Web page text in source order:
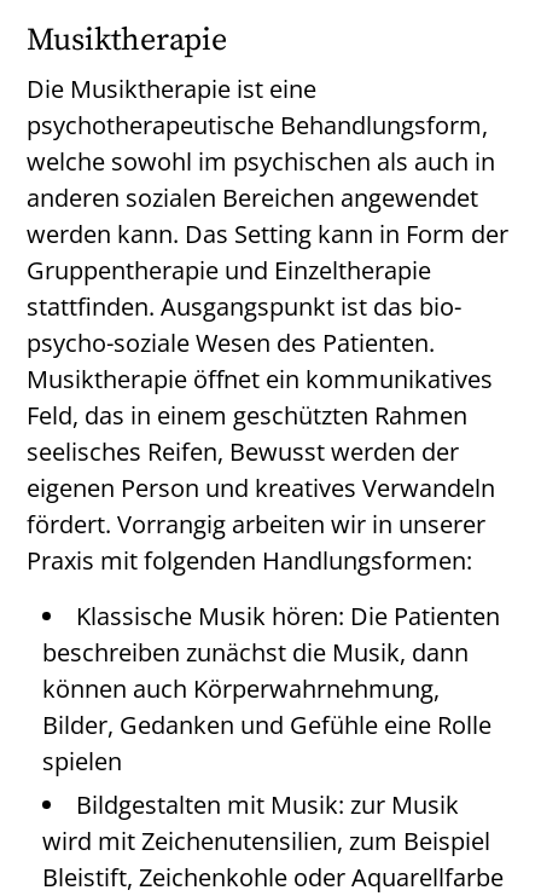
Musiktherapie
Die Musiktherapie ist eine
psychotherapeutische Behandlungsform,
welche sowohl im psychischen als auch in
anderen sozialen Bereichen angewendet
werden kann. Das Setting kann in Form der
Gruppentherapie und Einzeltherapie
stattfinden. Ausgangspunkt ist das bio-
psycho-soziale Wesen des Patienten.
Musiktherapie öffnet ein kommunikatives
Feld, das in einem geschützten Rahmen
seelisches Reifen, Bewusst werden der
eigenen Person und kreatives Verwandeln
fördert. Vorrangig arbeiten wir in unserer
Praxis mit folgenden Handlungsformen:
Klassische Musik hören: Die Patienten
beschreiben zunächst die Musik, dann
können auch Körperwahrnehmung,
Bilder, Gedanken und Gefühle eine Rolle
spielen
Bildgestalten mit Musik: zur Musik
wird mit Zeichenutensilien, zum Beispiel
Bleistift, Zeichenkohle oder Aquarellfarbe